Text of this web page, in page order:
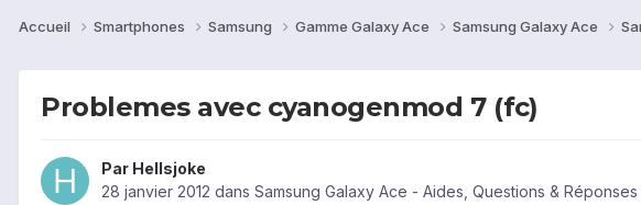
Accueil Smartphones Samsung Gamme Galaxy Ace Samsung Galaxy Ace
Problemes avec cyanogenmod 7 (fc)
Par Hellsjoke
28 janvier 2012 dans Samsung Galaxy Ace - Aides, Questions & Réponses